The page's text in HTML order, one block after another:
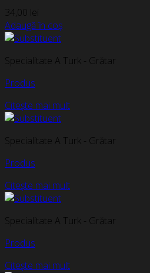
34,00 lei
Adaugă în coș
Specialitate A Turk - Grătar
Produs
Citește mai mult
Specialitate A Turk - Grătar
Produs
Citește mai mult
Specialitate A Turk - Grătar
Produs
Citește mai mult